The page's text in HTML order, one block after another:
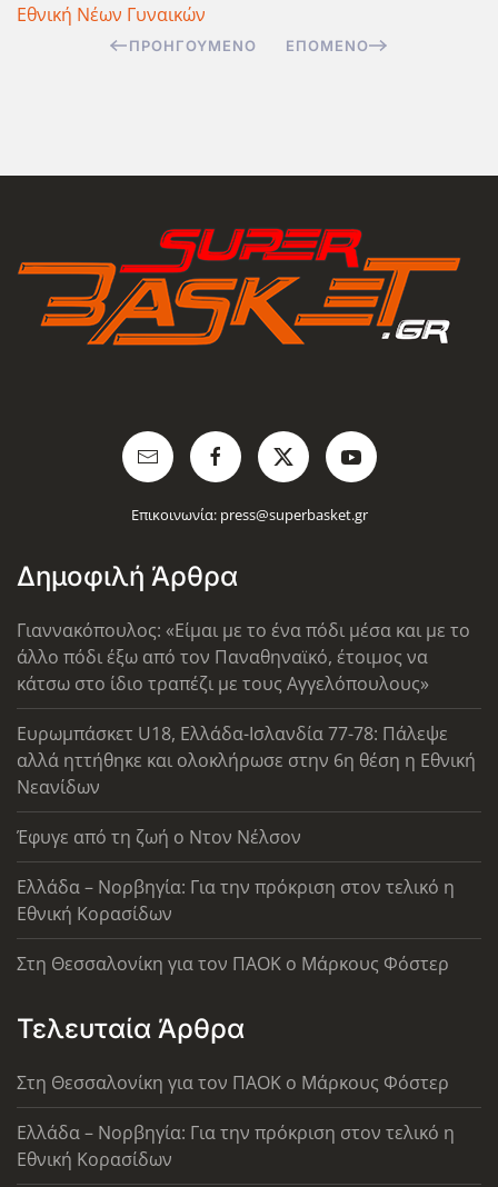
Εθνική Νέων Γυναικών
ΠΡΟΗΓΟΎΜΕΝΟ ΕΠΌΜΕΝΟ
Επικοινωνία: press@superbasket.gr
Δημοφιλή Άρθρα
Γιαννακόπουλος: «Είμαι με το ένα πόδι μέσα και με το
άλλο πόδι έξω από τον Παναθηναϊκό, έτοιμος να
κάτσω στο ίδιο τραπέζι με τους Αγγελόπουλους»
Ευρωμπάσκετ U18, Ελλάδα-Ισλανδία 77-78: Πάλεψε
αλλά ηττήθηκε και ολοκλήρωσε στην 6η θέση η Εθνική
Νεανίδων
Έφυγε από τη ζωή ο Ντον Νέλσον
Ελλάδα – Νορβηγία: Για την πρόκριση στον τελικό η
Εθνική Κορασίδων
Στη Θεσσαλονίκη για τον ΠΑΟΚ ο Μάρκους Φόστερ
Τελευταία Άρθρα
Στη Θεσσαλονίκη για τον ΠΑΟΚ ο Μάρκους Φόστερ
Ελλάδα – Νορβηγία: Για την πρόκριση στον τελικό η
Εθνική Κορασίδων